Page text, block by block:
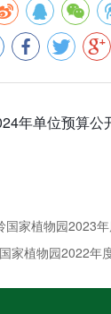
年单位预算公
国家植物园2023
家植物园2022年